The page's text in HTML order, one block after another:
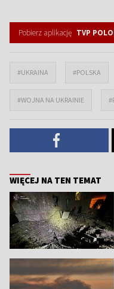
Pobierz aplikację TVP
#UKRAINA #POLSKA
#WOJNA NA UKRAINIE
WIĘCEJ NA TEN TEMAT